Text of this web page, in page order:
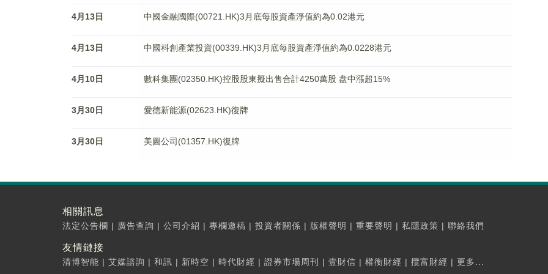
4月13日 中國金融國際(00721.HK)3月底每股資產淨值約為0.02港元
4月13日 中國科創產業投資(00339.HK)3月底每股資產淨值約為0.0228港元
4月10日 數科集團(02350.HK)控股股東擬出售合計4250萬股 盘中漲超15%
3月30日 愛德新能源(02623.HK)復牌
3月30日 美圖公司(01357.HK)復牌
相關訊息
法定公告欄 | 廣告查詢 | 公司介紹 | 專欄邀稿 | 投資者關係 | 版權聲明 | 重要聲明 | 私隱政策 | 聯絡我們
友情鏈接
清博智能 | 艾媒諮詢 | 和訊 | 新時空 | 時代財經 | 證券市場周刊 | 壹財信 | 權衡財經 | 攬富財經 | 更多...